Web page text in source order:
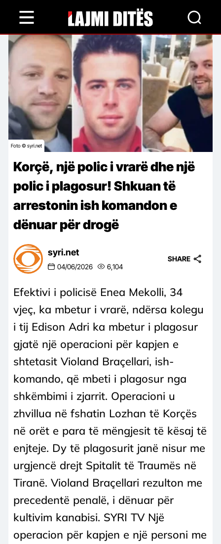
content
Foto © syri.net
Korçë, një polic i vrarë dhe një
polic i plagosur! Shkuan të
arrestonin ish komandon e
dënuar për drogë
syri.net
04/06/2026 6,104
SHARE
Efektivi i policisë Enea Mekolli, 34
vjeç, ka mbetur i vrarë, ndërsa kolegu
i tij Edison Adri ka mbetur i plagosur
gjatë një operacioni për kapjen e
shtetasit Violand Braçellari, ish-
komando, që mbeti i plagosur nga
shkëmbimi i zjarrit. Operacioni u
zhvillua në fshatin Lozhan të Korçës
në orët e para të mëngjesit të kësaj të
enjteje. Dy të plagosurit janë nisur me
urgjencë drejt Spitalit të Traumës në
Tiranë. Violand Braçellari rezulton me
precedentë penalë, i dënuar për
kultivim kanabisi. SYRI TV Një
operacion për kapjen e një personi me